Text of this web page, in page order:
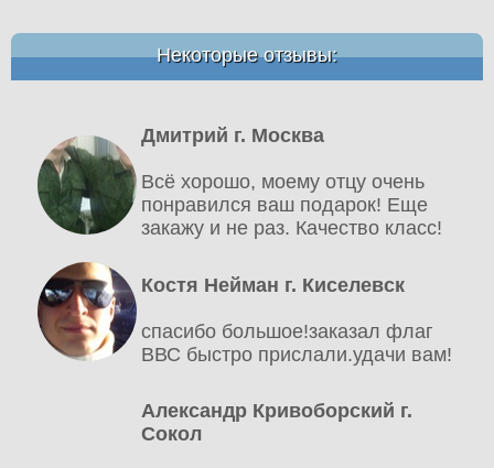
Некоторые отзывы:
Дмитрий г. Москва
Всё хорошо, моему отцу очень
понравился ваш подарок! Еще
закажу и не раз. Качество класс!
Костя Нейман г. Киселевск
спасибо большое!заказал флаг
ВВС быстро прислали.удачи вам!
Александр Кривоборский г.
Сокол